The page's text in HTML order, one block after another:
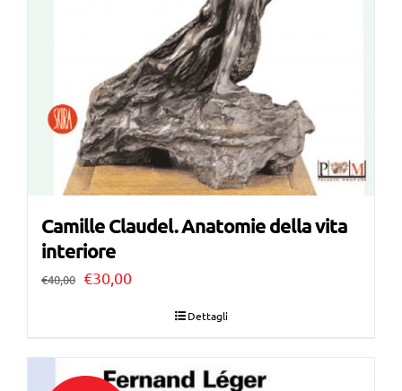
Camille Claudel. Anatomie della vita
interiore
€40,00 Il
€30,00Il
Dettagli